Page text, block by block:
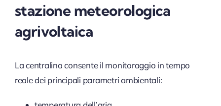
stazione meteorologica
agrivoltaica
La centralina consente il monitoraggio in tempo
reale dei principali parametri ambientali: